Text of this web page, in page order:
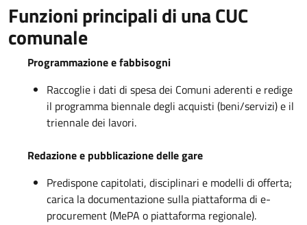
Funzioni principali di una CUC
comunale
Programmazione e fabbisogni
Raccoglie i dati di spesa dei Comuni aderenti e redige
il programma biennale degli acquisti (beni/servizi) e il
triennale dei lavori.
Redazione e pubblicazione delle gare
Predispone capitolati, disciplinari e modelli di offerta;
carica la documentazione sulla piattaforma di e-
procurement (MePA o piattaforma regionale).